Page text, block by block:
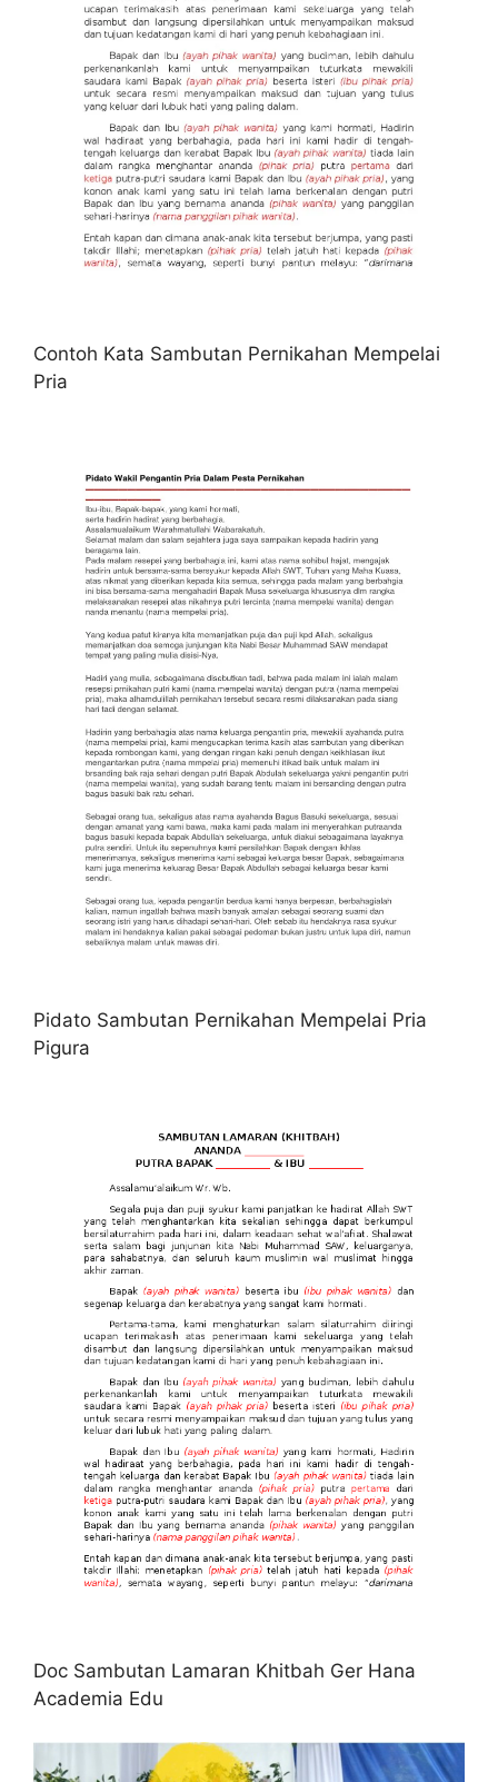
Contoh Kata Sambutan Pernikahan Mempelai
Pria
Pidato Sambutan Pernikahan Mempelai Pria
Pigura
Doc Sambutan Lamaran Khitbah Ger Hana
Academia Edu